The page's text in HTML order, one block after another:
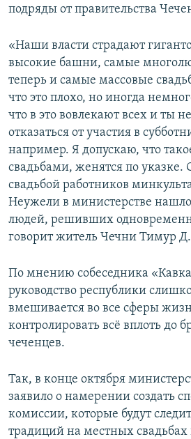
подряды от правительства
«Наши власти страдают
высокие башни, самые
теперь и самые массовые
что это плохо, но иногда
что в это вовлекают всех и ты
отказаться от участия в
например. Я допускаю, что
свадьбами, женятся по указке.
свадьбой работников
Неужели в министерстве
людей, решивших
говорит житель Чечни Тимур Д.
По мнению собеседника
руководство республики
вмешивается во все сферы
контролировать всё вплоть до
чеченцев.
Так, в конце октября
заявило о намерении создать
комиссии, которые будут
традиций на местных свадьбах